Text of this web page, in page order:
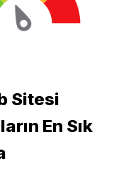
Sitesi
En Sık